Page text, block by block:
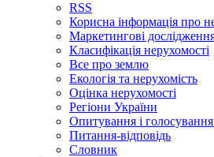
RSS
Корисна інформація про
Маркетингові
Класифікація нерухомості
Все про землю
Екологія та нерухомість
Оцінка нерухомості
Регіони України
Опитування і
Питання-відповідь
Словник